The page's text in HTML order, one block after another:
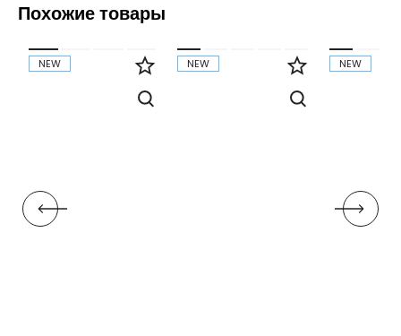
Похожие товары
NEW NEW NEW